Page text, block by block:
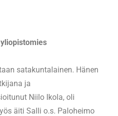
satakuntalainen. Hänen
ja
Niilo Ikola, oli
äiti Salli o.s. Paloheimo